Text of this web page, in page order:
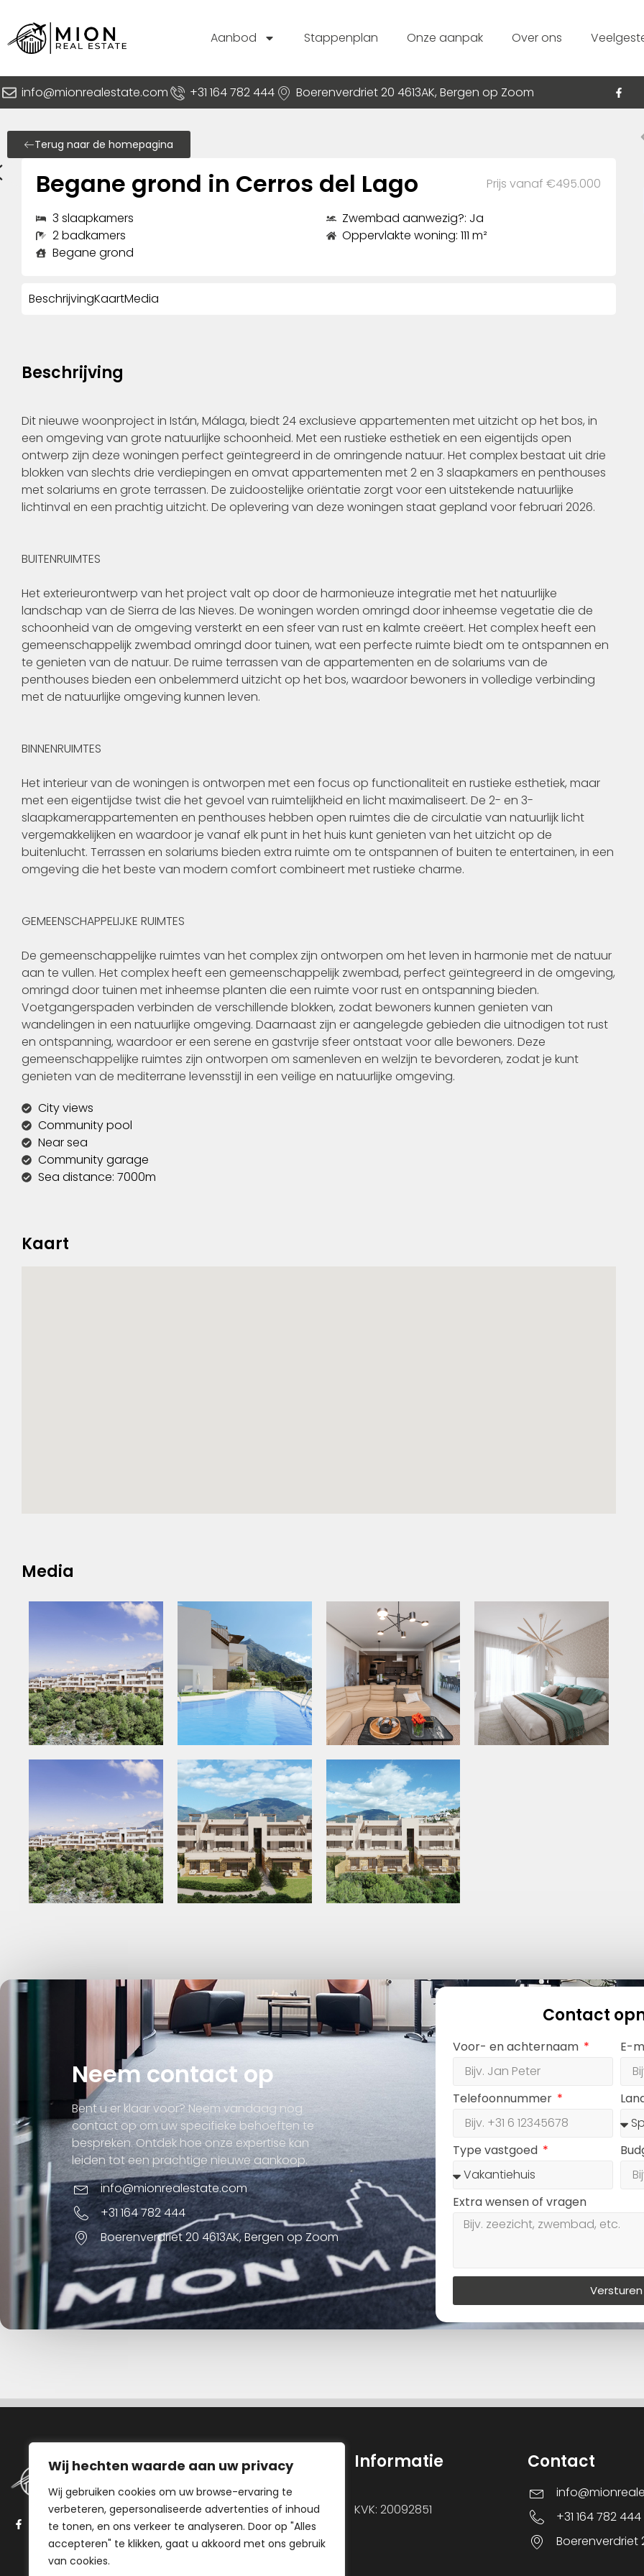
Wij hechten waarde aan uw privacy
Wij gebruiken cookies om uw browse-ervaring te
verbeteren, gepersonaliseerde advertenties of inhoud
te tonen, en ons verkeer te analyseren. Door op "Alles
accepteren" te klikken, gaat u akkoord met ons gebruik
van cookies.
Aanbod Stappenplan Onze aanpak Over ons
info@mionrealestate.com +31 164 782 444 Boerenverdriet 20 4613AK, Bergen op Zoom
Terug naar de homepagina
Begane grond in Cerros del Lago Prijs vanaf €495.000
3 slaapkamers
2 badkamers
Begane grond
Zwembad aanwezig?: Ja
Oppervlakte woning: 111 m²
BeschrijvingKaartMedia
Beschrijving
Dit nieuwe woonproject in Istán, Málaga, biedt 24 exclusieve appartementen met uitzicht op het bos, in
een omgeving van grote natuurlijke schoonheid. Met een rustieke esthetiek en een eigentijds open
ontwerp zijn deze woningen perfect geïntegreerd in de omringende natuur. Het complex bestaat uit drie
blokken van slechts drie verdiepingen en omvat appartementen met 2 en 3 slaapkamers en penthouses
met solariums en grote terrassen. De zuidoostelijke oriëntatie zorgt voor een uitstekende natuurlijke
lichtinval en een prachtig uitzicht. De oplevering van deze woningen staat gepland voor februari 2026.
BUITENRUIMTES
Het exterieurontwerp van het project valt op door de harmonieuze integratie met het natuurlijke
landschap van de Sierra de las Nieves. De woningen worden omringd door inheemse vegetatie die de
schoonheid van de omgeving versterkt en een sfeer van rust en kalmte creëert. Het complex heeft een
gemeenschappelijk zwembad omringd door tuinen, wat een perfecte ruimte biedt om te ontspannen en
te genieten van de natuur. De ruime terrassen van de appartementen en de solariums van de
penthouses bieden een onbelemmerd uitzicht op het bos, waardoor bewoners in volledige verbinding
met de natuurlijke omgeving kunnen leven.
BINNENRUIMTES
Het interieur van de woningen is ontworpen met een focus op functionaliteit en rustieke esthetiek, maar
met een eigentijdse twist die het gevoel van ruimtelijkheid en licht maximaliseert. De 2- en 3-
slaapkamerappartementen en penthouses hebben open ruimtes die de circulatie van natuurlijk licht
vergemakkelijken en waardoor je vanaf elk punt in het huis kunt genieten van het uitzicht op de
buitenlucht. Terrassen en solariums bieden extra ruimte om te ontspannen of buiten te entertainen, in een
omgeving die het beste van modern comfort combineert met rustieke charme.
GEMEENSCHAPPELIJKE RUIMTES
De gemeenschappelijke ruimtes van het complex zijn ontworpen om het leven in harmonie met de natuur
aan te vullen. Het complex heeft een gemeenschappelijk zwembad, perfect geïntegreerd in de omgeving,
omringd door tuinen met inheemse planten die een ruimte voor rust en ontspanning bieden.
Voetgangerspaden verbinden de verschillende blokken, zodat bewoners kunnen genieten van
wandelingen in een natuurlijke omgeving. Daarnaast zijn er aangelegde gebieden die uitnodigen tot rust
en ontspanning, waardoor er een serene en gastvrije sfeer ontstaat voor alle bewoners. Deze
gemeenschappelijke ruimtes zijn ontworpen om samenleven en welzijn te bevorderen, zodat je kunt
genieten van de mediterrane levensstijl in een veilige en natuurlijke omgeving.
City views
Community pool
Near sea
Community garage
Sea distance: 7000m
Kaart
Media
Neem contact op
Bent u er klaar voor? Neem vandaag nog
contact op om uw specifieke behoeften te
bespreken. Ontdek hoe onze expertise kan
leiden tot een prachtige nieuwe aankoop.
info@mionrealestate.com
+31 164 782 444
Boerenverdriet 20 4613AK, Bergen op Zoom
Contact
Voor- en achternaam E-
Telefoonnummer
Type vastgoed
Extra wensen of vragen
Versturen
Navigatie
Aanbod
Stappenplan
Onze aanpak
Informatie
KVK: 20092851
Contact
+31 164 782 444
Boerenverdriet